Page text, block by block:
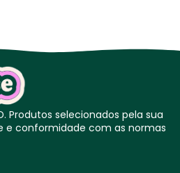
Produtos selecionados pela sua
e conformidade com as normas